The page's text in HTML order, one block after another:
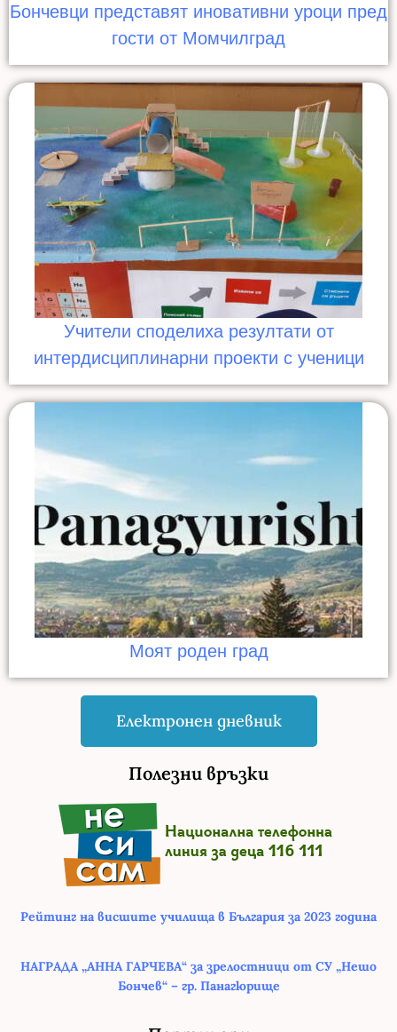
Бончевци представят иновативни уроци пред
гости от Момчилград
Учители споделиха резултати от
интердисциплинарни проекти с ученици
Моят роден град
Електронен дневник
Полезни връзки
Рейтинг на висшите училища в България за 2023 година
НАГРАДА „АННА ГАРЧЕВА“ за зрелостници от СУ „Нешо
Бончев“ – гр. Панагюрище